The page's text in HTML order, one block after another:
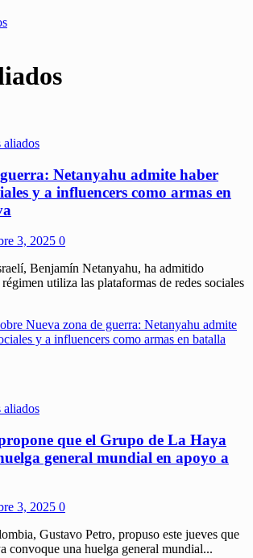
aliados
Netanyahu admite haber
y a influencers como armas en
3, 2025 0
Benjamín Netanyahu, ha admitido
utiliza las plataformas de redes sociales
Nueva zona de guerra: Netanyahu admite
y a influencers como armas en batalla
aliados
que el Grupo de La Haya
general mundial en apoyo a
3, 2025 0
Gustavo Petro, propuso este jueves que
convoque una huelga general mundial...